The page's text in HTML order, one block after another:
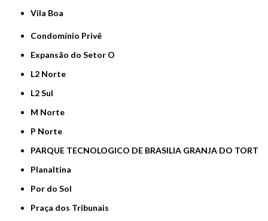
Vila Boa
Condomínio Privê
Expansão do Setor O
L2 Norte
L2 Sul
M Norte
P Norte
PARQUE TECNOLOGICO DE BRASILIA GRANJA DO TORT
Planaltina
Por do Sol
Praça dos Tribunais